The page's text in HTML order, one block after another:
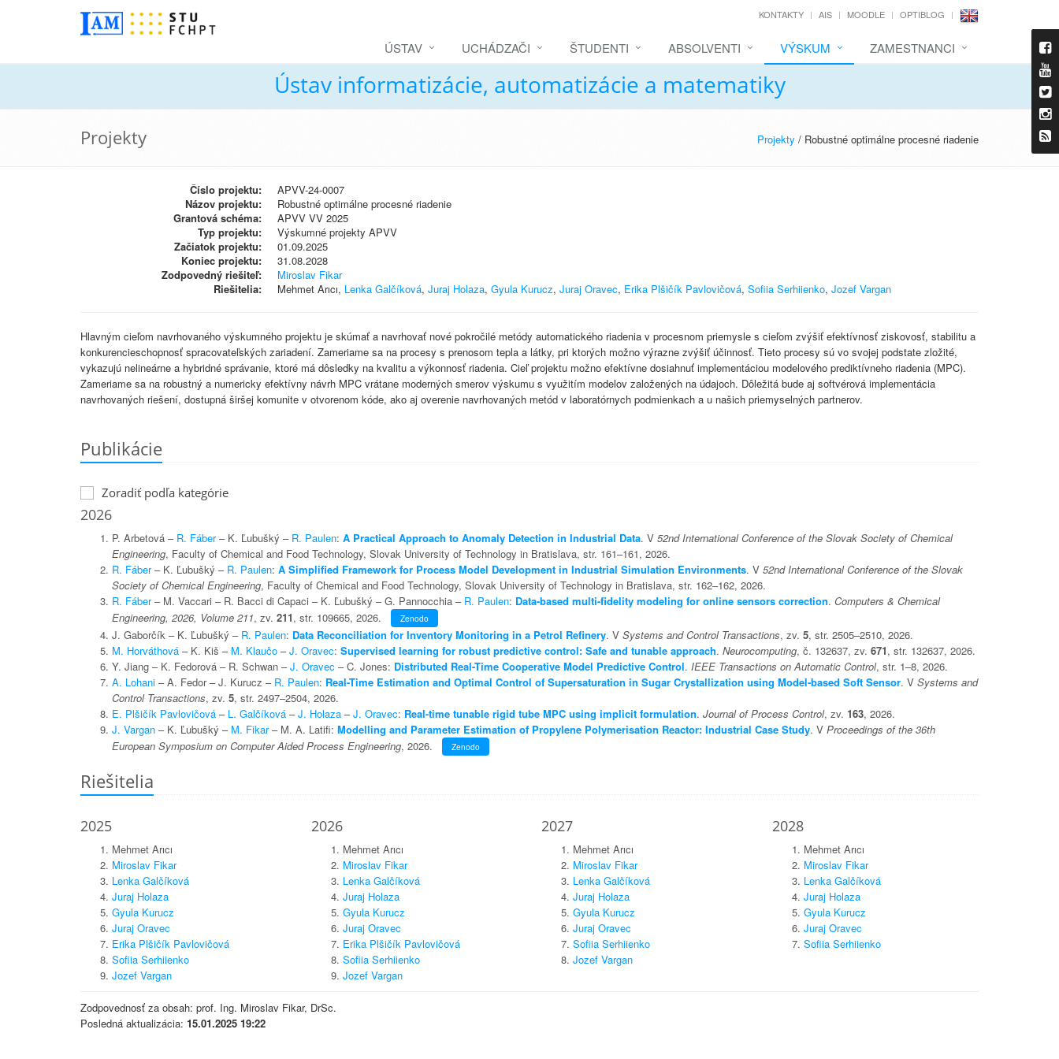
KONTAKTY AIS MOODLE OPTIBLOG
ÚSTAV UCHÁDZAČI ŠTUDENTI ABSOLVENTI VÝSKUM ZAMESTNANCI
Ústav informatizácie, automatizácie a matematiky
Projekty Projekty / Robustné optimálne procesné riadenie
Číslo projektu:
APVV-24-0007
Názov projektu:
Robustné optimálne procesné riadenie
Grantová schéma:
APVV VV 2025
Typ projektu:
Výskumné projekty APVV
Začiatok projektu:
01.09.2025
Koniec projektu:
31.08.2028
Zodpovedný riešiteľ:
Miroslav Fikar
Riešitelia:
Mehmet Arıcı, Lenka Galčíková, Juraj Holaza, Gyula Kurucz, Juraj Oravec, Erika Plšičík Pavlovičová, Sofiia Serhiienko, Jozef Vargan
Hlavným cieľom navrhovaného výskumného projektu je skúmať a navrhovať nové pokročilé metódy automatického riadenia v procesnom priemysle s cieľom zvýšiť efektívnosť ziskovosť, stabilitu a
konkurencieschopnosť spracovateľských zariadení. Zameriame sa na procesy s prenosom tepla a látky, pri ktorých možno výrazne zvýšiť účinnosť. Tieto procesy sú vo svojej podstate zložité,
vykazujú nelineárne a hybridné správanie, ktoré má dôsledky na kvalitu a výkonnosť riadenia. Cieľ projektu možno efektívne dosiahnuť implementáciou modelového prediktívneho riadenia (MPC).
Zameriame sa na robustný a numericky efektívny návrh MPC vrátane moderných smerov výskumu s využitím modelov založených na údajoch. Dôležitá bude aj softvérová implementácia
navrhovaných riešení, dostupná širšej komunite v otvorenom kóde, ako aj overenie navrhovaných metód v laboratórnych podmienkach a u našich priemyselných partnerov.
Publikácie
Zoradiť podľa kategórie
2026
P. Arbetová – R. Fáber– K. Ľubušký – R. Paulen: A Practical Approach to Anomaly Detection in Industrial Data. V 52nd International Conference of the Slovak Society of Chemical
Engineering, Faculty of Chemical and Food Technology, Slovak University of Technology in Bratislava, str. 161–161, 2026.
R. Fáber– K. Ľubušký – R. Paulen: A Simplified Framework for Process Model Development in Industrial Simulation Environments. V 52nd International Conference of the Slovak
Society of Chemical Engineering, Faculty of Chemical and Food Technology, Slovak University of Technology in Bratislava, str. 162–162, 2026.
R. Fáber– M. Vaccari – R. Bacci di Capaci – K. Ľubušký – G. Pannocchia – R. Paulen: Data-based multi-fidelity modeling for online sensors correction. Computers & Chemical
Engineering, 2026, Volume 211, zv. 211, str. 109665, 2026. Zenodo
J. Gaborčík – K. Ľubušký – R. Paulen: Data Reconciliation for Inventory Monitoring in a Petrol Refinery. V Systems and Control Transactions, zv. 5, str. 2505–2510, 2026.
M. Horváthová – K. Kiš – M. Klaučo –J. Oravec: Supervised learning for robust predictive control: Safe and tunable approach. Neurocomputing, č. 132637, zv. 671, str. 132637, 2026.
Y. Jiang – K. Fedorová – R. Schwan –J. Oravec – C. Jones: Distributed Real-Time Cooperative Model Predictive Control. IEEE Transactions on Automatic Control, str. 1–8, 2026.
A. Lohani – A. Fedor – J. Kurucz – R. Paulen: Real-Time Estimation and Optimal Control of Supersaturation in Sugar Crystallization using Model-based Soft Sensor. V Systems and
Control Transactions, zv. 5, str. 2497–2504, 2026.
E. Plšičík Pavlovičová – L. Galčíková –J. Holaza –J. Oravec: Real-time tunable rigid tube MPC using implicit formulation. Journal of Process Control, zv. 163, 2026.
J. Vargan – K. Ľubušký – M. Fikar– M. A. Latifi: Modelling and Parameter Estimation of Propylene Polymerisation Reactor: Industrial Case Study. V Proceedings of the 36th
European Symposium on Computer Aided Process Engineering, 2026. Zenodo
Riešitelia
2025
Mehmet Arıcı
Miroslav Fikar
Lenka Galčíková
Juraj Holaza
Gyula Kurucz
Juraj Oravec
Erika Plšičík Pavlovičová
Sofiia Serhiienko
Jozef Vargan
2026
Mehmet Arıcı
Miroslav Fikar
Lenka Galčíková
Juraj Holaza
Gyula Kurucz
Juraj Oravec
Erika Plšičík Pavlovičová
Sofiia Serhiienko
Jozef Vargan
2027
Mehmet Arıcı
Miroslav Fikar
Lenka Galčíková
Juraj Holaza
Gyula Kurucz
Juraj Oravec
Sofiia Serhiienko
Jozef Vargan
2028
Mehmet Arıcı
Miroslav Fikar
Lenka Galčíková
Juraj Holaza
Gyula Kurucz
Juraj Oravec
Sofiia Serhiienko
Zodpovednosť za obsah: prof. Ing. Miroslav Fikar, DrSc.
Posledná aktualizácia: 15.01.2025 19:22